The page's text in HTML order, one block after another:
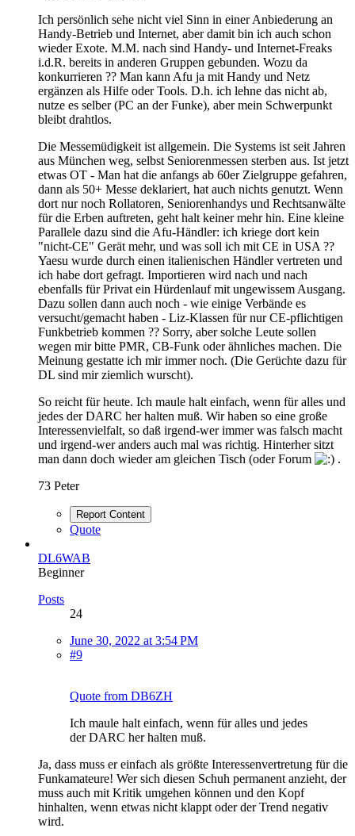
Ich persönlich sehe nicht viel Sinn in einer Anbiederung an
Handy-Betrieb und Internet, aber damit bin ich auch schon
wieder Exote. M.M. nach sind Handy- und Internet-Freaks
i.d.R. bereits in anderen Gruppen gebunden. Wozu da
konkurrieren ?? Man kann Afu ja mit Handy und Netz
ergänzen als Hilfe oder Tools. D.h. ich lehne das nicht ab,
nutze es selber (PC an der Funke), aber mein Schwerpunkt
bleibt drahtlos.
Die Messemüdigkeit ist allgemein. Die Systems ist seit Jahren
aus München weg, selbst Seniorenmessen sterben aus. Ist jetzt
etwas OT - Man hat die anfangs ab 60er Zielgruppe gefahren,
dann als 50+ Messe deklariert, hat auch nichts genutzt. Wenn
dort nur noch Rollatoren, Seniorenhandys und Rechtsanwälte
für die Erben auftreten, geht halt keiner mehr hin. Eine kleine
Parallele dazu sind die Afu-Händler: ich kriege dort kein
"nicht-CE" Gerät mehr, und was soll ich mit CE in USA ??
Yaesu wurde durch einen italienischen Händler vertreten und
ich habe dort gefragt. Importieren wird nach und nach
ebenfalls für Privat ein Hürdenlauf mit ungewissem Ausgang.
Dazu sollen dann auch noch - wie einige Verbände es
versucht/gemacht haben - Liz-Klassen für nur CE-pflichtigen
Funkbetrieb kommen ?? Sorry, aber solche Leute sollen
wegen mir bitte PMR, CB-Funk oder ähnliches machen. Die
Meinung gestatte ich mir immer noch. (Die Gerüchte dazu für
DL sind mir ziemlich wurscht).
So reicht für heute. Ich maule halt einfach, wenn für alles und
jedes der DARC her halten muß. Wir haben so eine große
Interessenvielfalt, so daß irgend-wer immer was falsch macht
und irgend-wer anders auch mal was richtig. Hinterher sitzt
man dann doch wieder am gleichen Tisch (oder Forum
.
73 Peter
Report Content
Quote
DL6WAB
Beginner
Posts
24
June 30, 2022 at 3:54 PM
#9
Quote from DB6ZH
Ich maule halt einfach, wenn für alles und jedes
der DARC her halten muß.
Ja, dass muss er einfach als größte Interessenvertretung für die
Funkamateure! Wer sich diesen Schuh permanent anzieht, der
muss auch mit Kritik umgehen können und den Kopf
hinhalten, wenn etwas nicht klappt oder der Trend negativ
wird.